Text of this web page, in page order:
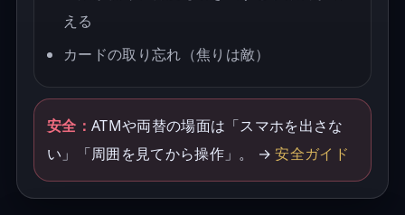
える
カードの取り忘れ（焦りは敵）
安全： ATMや両替の場面は「スマホを出さな
い」「周囲を見てから操作」。 →安全ガイド